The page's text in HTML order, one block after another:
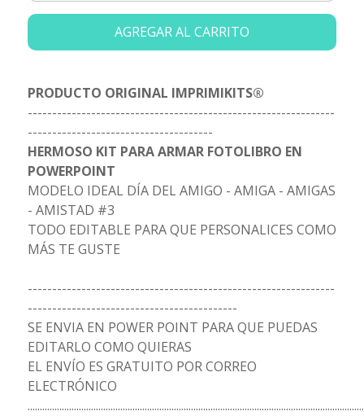
AGREGAR AL CARRITO
PRODUCTO ORIGINAL IMPRIMIKITS®
---------------------------------------------------------------
--------------------------------------
HERMOSO KIT PARA ARMAR FOTOLIBRO EN
POWERPOINT
MODELO IDEAL DÍA DEL AMIGO - AMIGA - AMIGAS
- AMISTAD #3
TODO EDITABLE PARA QUE PERSONALICES COMO
MÁS TE GUSTE
---------------------------------------------------------------
-------------------------------------------
SE ENVIA EN POWER POINT PARA QUE PUEDAS
EDITARLO COMO QUIERAS
EL ENVÍO ES GRATUITO POR CORREO
ELECTRÓNICO